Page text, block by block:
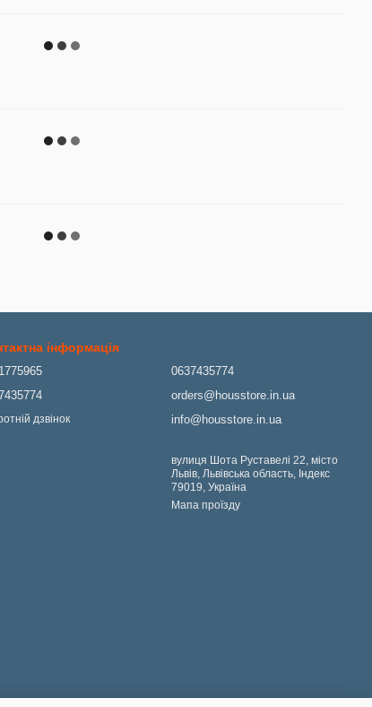
інформація
дзвінок
0637435774
orders@housstore.in.ua
info@housstore.in.ua
вулиця Шота Руставелі 22, місто
Львів, Львівська область, Індекс
79019, Україна
Мапа проїзду